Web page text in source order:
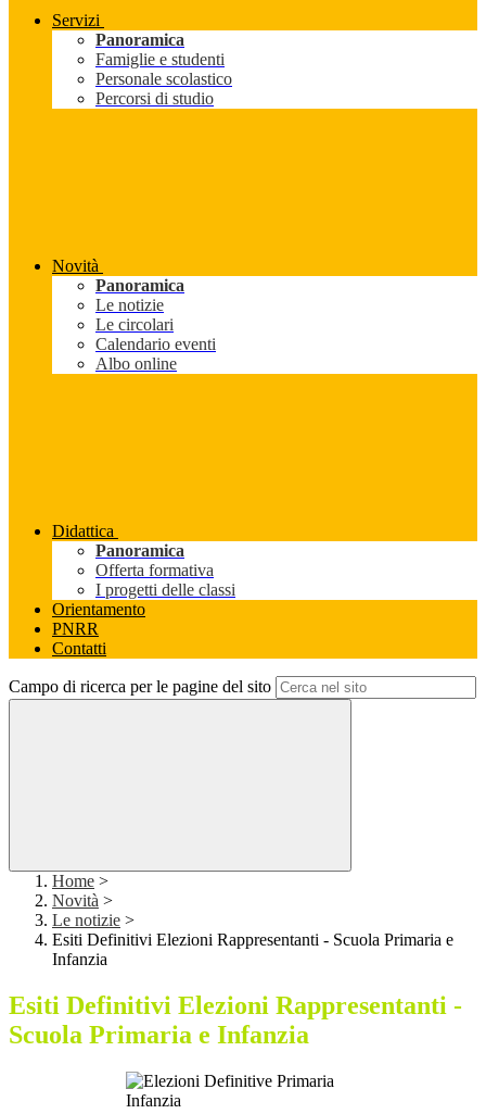
Servizi
Panoramica
Famiglie e studenti
Personale scolastico
Percorsi di studio
Novità
Panoramica
Le notizie
Le circolari
Calendario eventi
Albo online
Didattica
Panoramica
Offerta formativa
I progetti delle classi
Orientamento
PNRR
Contatti
Campo di ricerca per le pagine del sito
Home >
Novità >
Le notizie >
Esiti Definitivi Elezioni Rappresentanti - Scuola Primaria e
Infanzia
Esiti Definitivi Elezioni Rappresentanti -
Scuola Primaria e Infanzia